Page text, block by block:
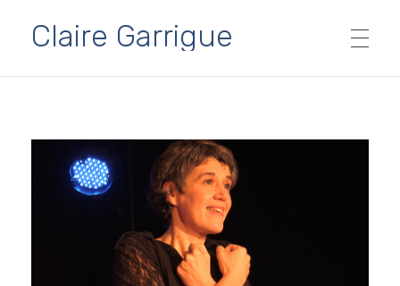
Claire Garrigue
Ados & Adultes
Jeune public dès 5 ans
AGENDA